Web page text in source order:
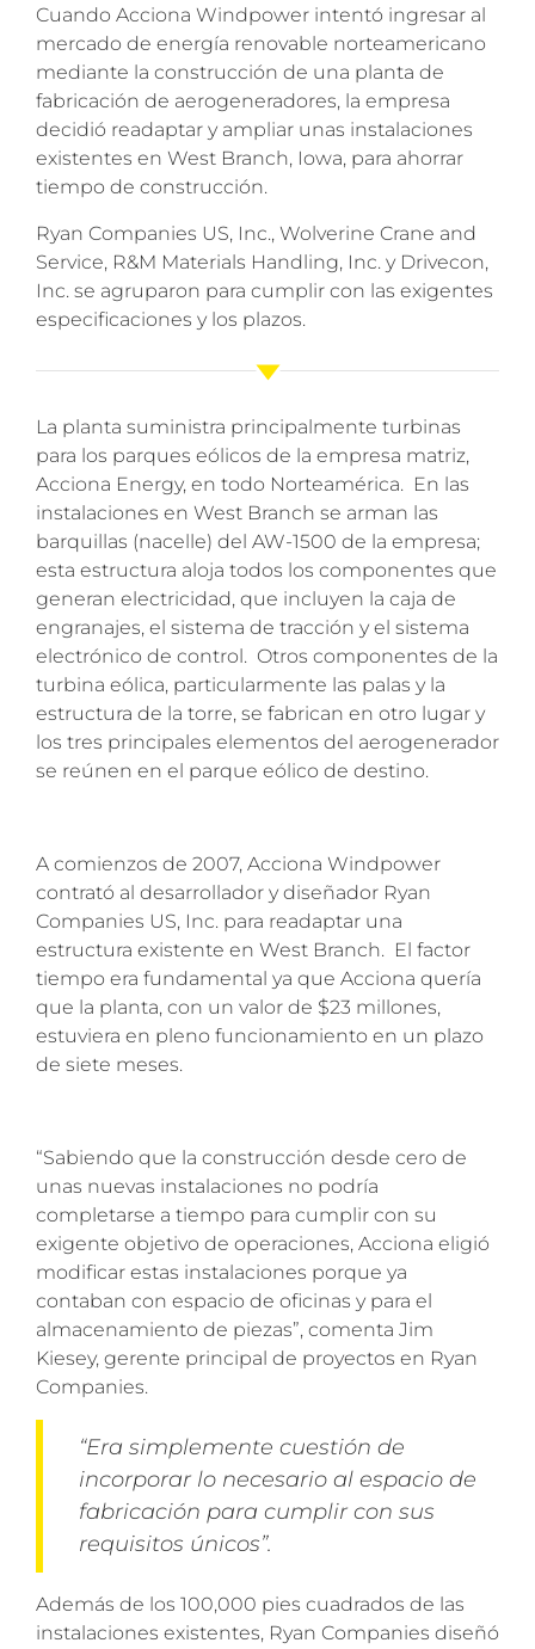
Cuando Acciona Windpower intentó ingresar al
mercado de energía renovable norteamericano
mediante la construcción de una planta de
fabricación de aerogeneradores, la empresa
decidió readaptar y ampliar unas instalaciones
existentes en West Branch, Iowa, para ahorrar
tiempo de construcción.
Ryan Companies US, Inc., Wolverine Crane and
Service, R&M Materials Handling, Inc. y Drivecon,
Inc. se agruparon para cumplir con las exigentes
especificaciones y los plazos.
La planta suministra principalmente turbinas
para los parques eólicos de la empresa matriz,
Acciona Energy, en todo Norteamérica. En las
instalaciones en West Branch se arman las
barquillas (nacelle) del AW-1500 de la empresa;
esta estructura aloja todos los componentes que
generan electricidad, que incluyen la caja de
engranajes, el sistema de tracción y el sistema
electrónico de control. Otros componentes de la
turbina eólica, particularmente las palas y la
estructura de la torre, se fabrican en otro lugar y
los tres principales elementos del aerogenerador
se reúnen en el parque eólico de destino.
A comienzos de 2007, Acciona Windpower
contrató al desarrollador y diseñador Ryan
Companies US, Inc. para readaptar una
estructura existente en West Branch. El factor
tiempo era fundamental ya que Acciona quería
que la planta, con un valor de $23 millones,
estuviera en pleno funcionamiento en un plazo
de siete meses.
“Sabiendo que la construcción desde cero de
unas nuevas instalaciones no podría
completarse a tiempo para cumplir con su
exigente objetivo de operaciones, Acciona eligió
modificar estas instalaciones porque ya
contaban con espacio de oficinas y para el
almacenamiento de piezas”, comenta Jim
Kiesey, gerente principal de proyectos en Ryan
Companies.
“Era simplemente cuestión de
incorporar lo necesario al espacio de
fabricación para cumplir con sus
requisitos únicos”.
Además de los 100,000 pies cuadrados de las
instalaciones existentes, Ryan Companies diseñó